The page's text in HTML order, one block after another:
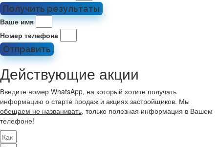
Получить результаты
Ваше имя
Номер телефона
Отправить
Действующие акции
Введите номер WhatsApp, на который хотите получать
информацию о старте продаж и акциях застройщиков. Мы
обещаем не названивать, только полезная информация в Вашем
телефоне!